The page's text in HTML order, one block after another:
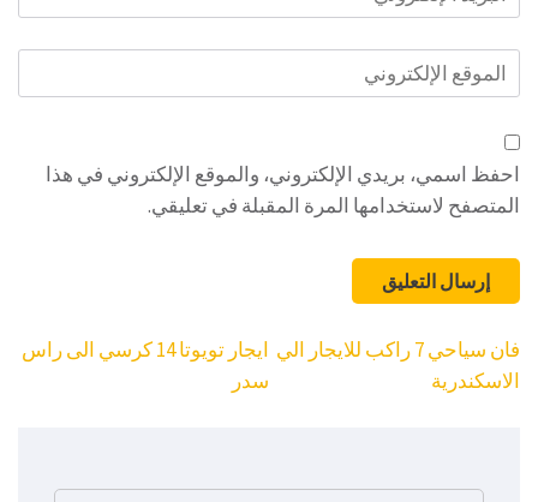
الإلكتروني*
الموقع
الإلكتروني
احفظ اسمي، بريدي الإلكتروني، والموقع الإلكتروني في هذا
المتصفح لاستخدامها المرة المقبلة في تعليقي.
تصفّح
المقالات
ايجار تويوتا 14 كرسي الى راس
سدر
فان سياحي 7 راكب للايجار الي
الاسكندرية